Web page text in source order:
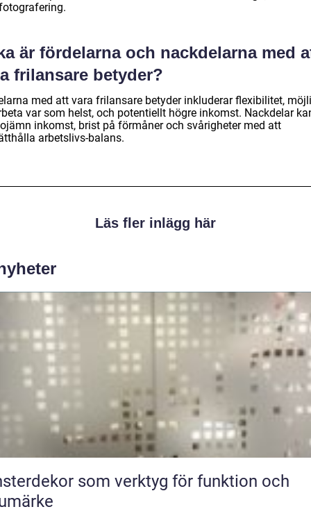
är fördelarna och nackdelarna med
frilansare betyder?
med att vara frilansare betyder inkluderar flexibilitet,
var som helst, och potentiellt högre inkomst. Nackdelar
inkomst, brist på förmåner och svårigheter med att
arbetslivs-balans.
Läs fler inlägg här
som verktyg för funktion och